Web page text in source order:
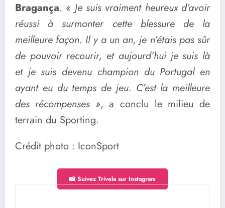
Bragança. « Je suis vraiment heureux d’avoir
réussi à surmonter cette blessure de la
meilleure façon. Il y a un an, je n’étais pas sûr
de pouvoir recourir, et aujourd’hui je suis là
et je suis devenu champion du Portugal en
ayant eu du temps de jeu. C’est la meilleure
des récompenses », a conclu le milieu de
terrain du Sporting.
Crédit photo : IconSport
📸 Suivez Trivela sur Instagram